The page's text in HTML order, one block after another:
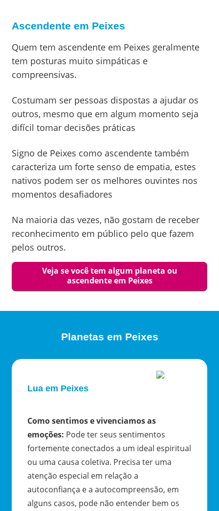
Ascendente em Peixes
Quem tem ascendente em Peixes geralmente
tem posturas muito simpáticas e
compreensivas.
Costumam ser pessoas dispostas a ajudar os
outros, mesmo que em algum momento seja
difícil tomar decisões práticas
Signo de Peixes como ascendente também
caracteriza um forte senso de empatia, estes
nativos podem ser os melhores ouvintes nos
momentos desafiadores
Na maioria das vezes, não gostam de receber
reconhecimento em público pelo que fazem
pelos outros.
Veja se você tem algum planeta ou
ascendente em Peixes
Planetas em Peixes
Lua em Peixes
Como sentimos e vivenciamos as
emoções: Pode ter seus sentimentos
fortemente conectados a um ideal espiritual
ou uma causa coletiva. Precisa ter uma
atenção especial em relação a
autoconfiança e a autocompreensão, em
alguns casos, pode não entender bem os